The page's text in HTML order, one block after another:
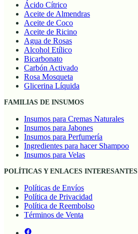
Ácido Cítrico
Aceite de Almendras
Aceite de Coco
Aceite de Ricino
Agua de Rosas
Alcohol Etílico
Bicarbonato
Carbón Activado
Rosa Mosqueta
Glicerina Líquida
FAMILIAS DE INSUMOS
Insumos para Cremas Naturales
Insumos para Jabones
Insumos para Perfumería
Ingredientes para hacer Shampoo
Insumos para Velas
POLÍTICAS Y ENLACES INTERESANTES
Políticas de Envíos
Política de Privacidad
Política de Reembolso
Términos de Venta